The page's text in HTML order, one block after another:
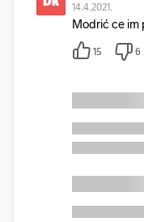
14.4.2021.
Modrić ce im
15 6